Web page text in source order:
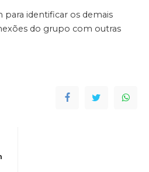
para identificar os demais
do grupo com outras